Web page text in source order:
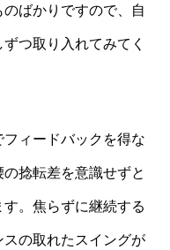
ばかりですので、自
つ取り入れてみてく
ィードバックを得な
捻転差を意識せずと
。焦らずに継続する
の取れたスイングが